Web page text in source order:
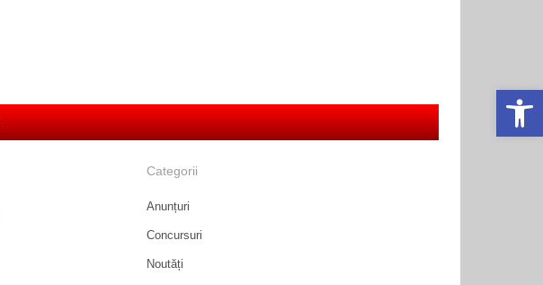
Deschide
Categorii
Anunțuri
Concursuri
Noutăți